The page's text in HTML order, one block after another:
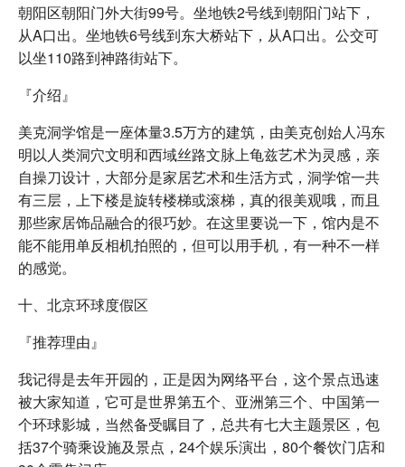
朝阳区朝阳门外大街99号。坐地铁2号线到朝阳门站下，
从A口出。坐地铁6号线到东大桥站下，从A口出。公交可
以坐110路到神路街站下。
『介绍』
美克洞学馆是一座体量3.5万方的建筑，由美克创始人冯东
明以人类洞穴文明和西域丝路文脉上龟兹艺术为灵感，亲
自操刀设计，大部分是家居艺术和生活方式，洞学馆一共
有三层，上下楼是旋转楼梯或滚梯，真的很美观哦，而且
那些家居饰品融合的很巧妙。在这里要说一下，馆内是不
能不能用单反相机拍照的，但可以用手机，有一种不一样
的感觉。
十、北京环球度假区
『推荐理由』
我记得是去年开园的，正是因为网络平台，这个景点迅速
被大家知道，它可是世界第五个、亚洲第三个、中国第一
个环球影城，当然备受瞩目了，总共有七大主题景区，包
括37个骑乘设施及景点，24个娱乐演出，80个餐饮门店和